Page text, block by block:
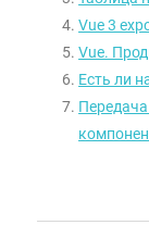
Vue 3
Vue.
Есть ли